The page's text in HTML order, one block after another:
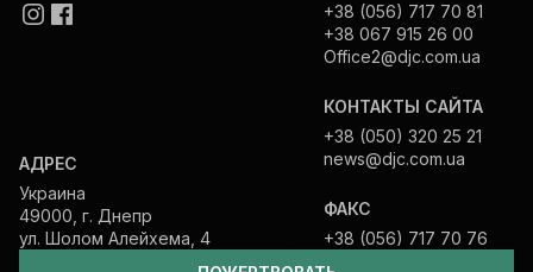
АДРЕС
Украина
49000, г. Днепр
ул. Шолом Алейхема, 4
+38 (056) 717 70 81
+38 067 915 26 00
Office2@djc.com.ua
КОНТАКТЫ САЙТА
+38 (050) 320 25 21
news@djc.com.ua
ФАКС
+38 (056) 717 70 76